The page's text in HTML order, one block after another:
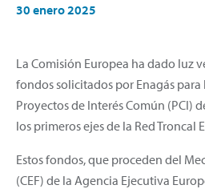
30 enero 2025
La Comisión Europea ha dado luz
fondos solicitados por Enagás para
Proyectos de Interés Común (PCI)
los primeros ejes de la Red Troncal
Estos fondos, que proceden del
(CEF) de la Agencia Ejecutiva